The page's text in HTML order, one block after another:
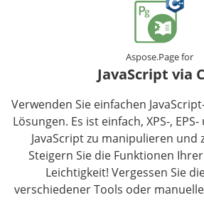
Aspose.Page for
JavaScript via
Verwenden Sie einfachen
Lösungen. Es ist einfach, XPS-,
JavaScript zu manipulieren und
Steigern Sie die Funktionen
Leichtigkeit! Vergessen Sie
verschiedener Tools oder